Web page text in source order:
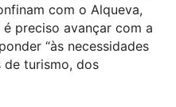
com o Alqueva,
preciso avançar com a
“às necessidades
de turismo, dos